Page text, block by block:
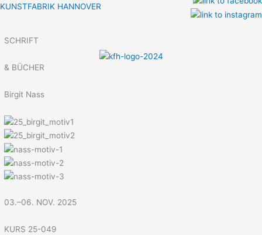
Zum
KUNSTFABRIK HANNOVER
SCHRIFT
& BÜCHER
Birgit Nass
03.–06. NOV. 2025
KURS 25-049